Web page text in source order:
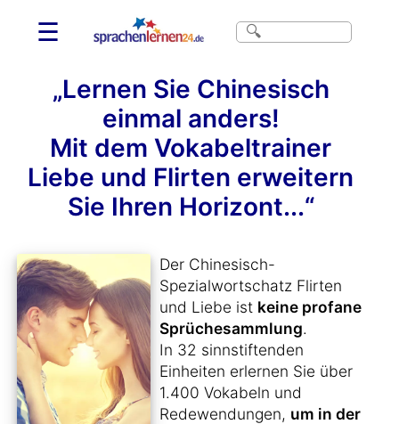
☰
„Lernen Sie Chinesisch
einmal anders!
Mit dem Vokabeltrainer
Liebe und Flirten erweitern
Sie Ihren Horizont...“
Der Chinesisch-
Spezialwortschatz Flirten
und Liebe ist keine profane
Sprüchesammlung.
In 32 sinnstiftenden
Einheiten erlernen Sie über
1.400 Vokabeln und
Redewendungen, um in der